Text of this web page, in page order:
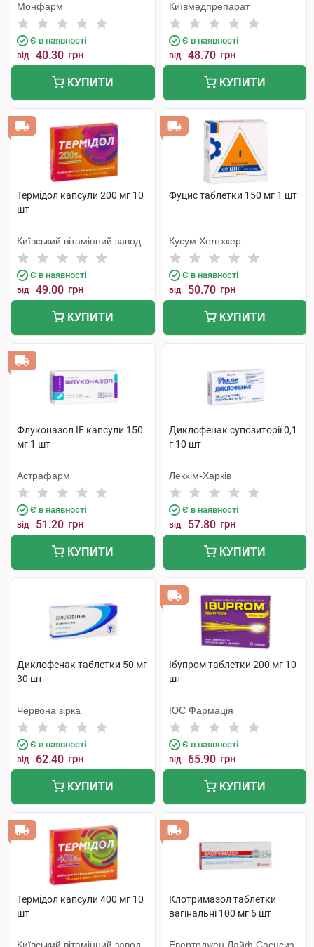
Монфарм
Є в наявності
від 40.30 грн
КУПИТИ
Київмедпрепарат
Є в наявності
від 48.70 грн
КУПИТИ
Термідол капсули 200 мг 10
шт
Київський вітамінний завод
Є в наявності
від 49.00 грн
КУПИТИ
Фуцис таблетки 150 мг 1 шт
Кусум Хелтхкер
Є в наявності
від 50.70 грн
КУПИТИ
Флуконазол IF капсули 150
мг 1 шт
Астрафарм
Є в наявності
від 51.20 грн
КУПИТИ
Диклофенак супозиторії 0,1
г 10 шт
Лекхім-Харків
Є в наявності
від 57.80 грн
КУПИТИ
Диклофенак таблетки 50 мг
30 шт
Червона зірка
Є в наявності
від 62.40 грн
КУПИТИ
Ібупром таблетки 200 мг 10
шт
ЮС Фармація
Є в наявності
від 65.90 грн
КУПИТИ
Термідол капсули 400 мг 10
шт
Клотримазол таблетки
вагінальні 100 мг 6 шт